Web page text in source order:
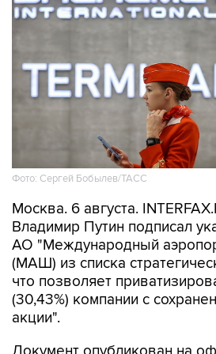
Фото: Сергей Бобылев/ТАСС
Москва. 6 августа.
Владимир Путин подписал
АО "Международный
(МАШ) из списка
что позволяет
(30,43%) компании с
акции".